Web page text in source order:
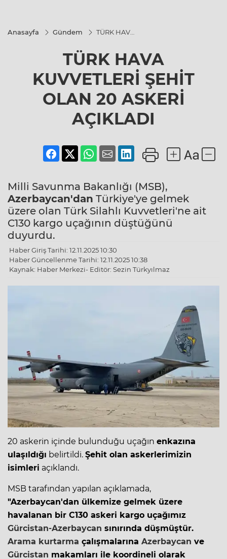
Anasayfa Gündem
TÜRK HAVA
20 ASKERİ
AÇIKLADI
TÜRK HAVA
KUVVETLERİ ŞEHİT
OLAN 20 ASKERİ
AÇIKLADI
Milli Savunma Bakanlığı (MSB),
Azerbaycan'dan Türkiye'ye gelmek
üzere olan Türk Silahlı Kuvvetleri'ne ait
C130 kargo uçağının düştüğünü
duyurdu.
Haber Giriş Tarihi: 12.11.2025 10:30
Haber Güncellenme Tarihi: 12.11.2025 10:38
Kaynak: Haber Merkezi- Editör: Sezin Türkyılmaz
20 askerin içinde bulunduğu uçağın enkazına
ulaşıldığı belirtildi. Şehit olan askerlerimizin
isimleri açıklandı.
MSB tarafından yapılan açıklamada,
"Azerbaycan'dan ülkemize gelmek üzere
havalanan bir C130 askeri kargo uçağımız
Gürcistan-Azerbaycan sınırında düşmüştür.
Arama kurtarma çalışmalarına Azerbaycan ve
Gürcistan makamları ile koordineli olarak